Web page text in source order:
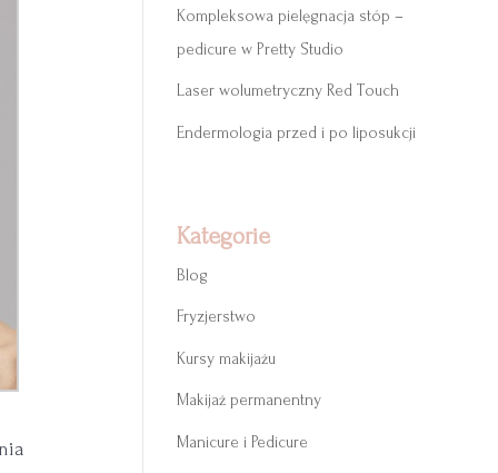
Kompleksowa pielęgnacja stóp –
pedicure w Pretty Studio
Laser wolumetryczny Red Touch
Endermologia przed i po liposukcji
Kategorie
Blog
Fryzjerstwo
Kursy makijażu
Makijaż permanentny
Manicure i Pedicure